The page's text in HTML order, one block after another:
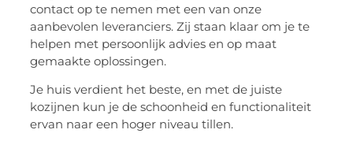
contact op te nemen met een van onze
aanbevolen leveranciers. Zij staan klaar om je te
helpen met persoonlijk advies en op maat
gemaakte oplossingen.
Je huis verdient het beste, en met de juiste
kozijnen kun je de schoonheid en functionaliteit
ervan naar een hoger niveau tillen.